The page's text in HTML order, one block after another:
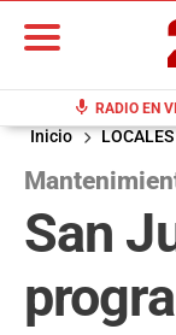
mic RADIO EN
Inicio LOCALES
San